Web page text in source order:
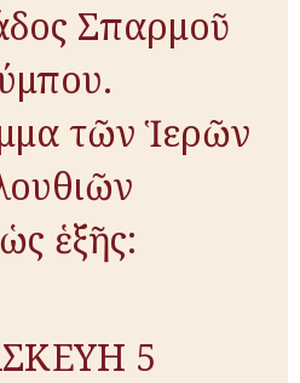
Σπαρμοῦ
τῶν Ἱερῶν
ἑξῆς:
5